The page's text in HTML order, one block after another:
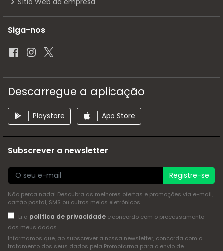
Siga-nos
Descarregue a aplicação
Playstore App Store
Subscrever a newsletter
Registre-se
Não perca nada! Descubra as melhores ofertas e promoções via e-mail,
cartão postal, SMS ou outros meios eletrónicos
Li a política de privacidadee concordo com o processamento
dos meus dados
Informamos que, ao subscrever a nossa newsletter, concorda com o
tratamento dos seus dados pela Promofarma para o envio de